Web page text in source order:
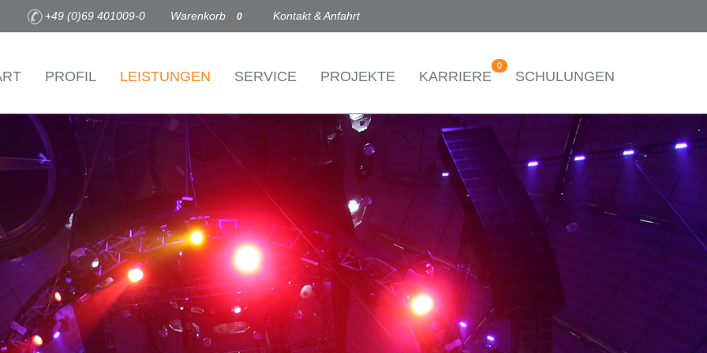
+49 (0)69 401009-0 Warenkorb 0 Kontakt & Anfahrt
PROFIL LEISTUNGEN SERVICE PROJEKTE KARRIERE
0
SCHULUNGEN